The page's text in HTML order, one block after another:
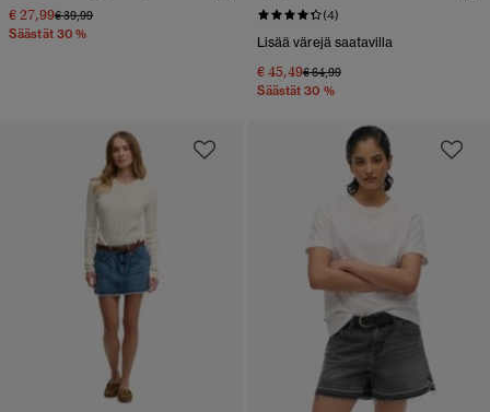
€ 27,99Hinta alennettu hinnasta
€ 39,99hintaan
Säästät 30 %
(4)
Lisää värejä saatavilla
€ 45,49Hinta alennettu hinnasta
€ 64,99hintaan
Säästät 30 %